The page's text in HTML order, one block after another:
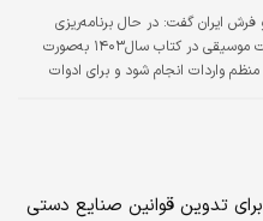
ایران گفت: در حال برنامه‌‌‌‌‌‌‌‌‌ریزی
هستیم که برخی تعرفه‌‌‌‌‌‌‌‌‌ها مربوط به ادوات موسیقی در کتاب سال‌۱۴۰۳ به‌صورت
واردات انجام شود و برای ادوات
تدوین قوانین صنایع دستی